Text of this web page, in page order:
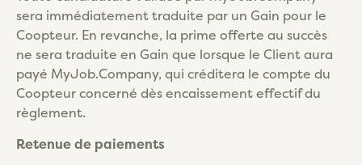
sera immédiatement traduite par un Gain pour le
Coopteur. En revanche, la prime offerte au succès
ne sera traduite en Gain que lorsque le Client aura
payé MyJob.Company, qui créditera le compte du
Coopteur concerné dès encaissement effectif du
règlement.
Retenue de paiements